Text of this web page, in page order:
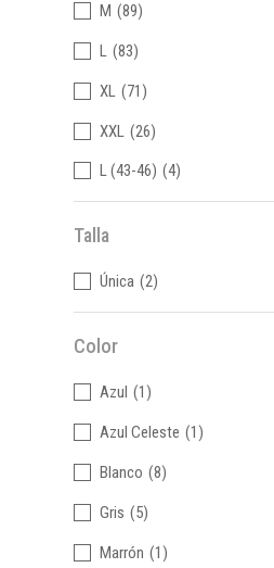
M (89)
L (83)
XL (71)
XXL (26)
L (43-46) (4)
Talla
Única (2)
Color
Azul (1)
Azul Celeste (1)
Blanco (8)
Gris (5)
Marrón (1)